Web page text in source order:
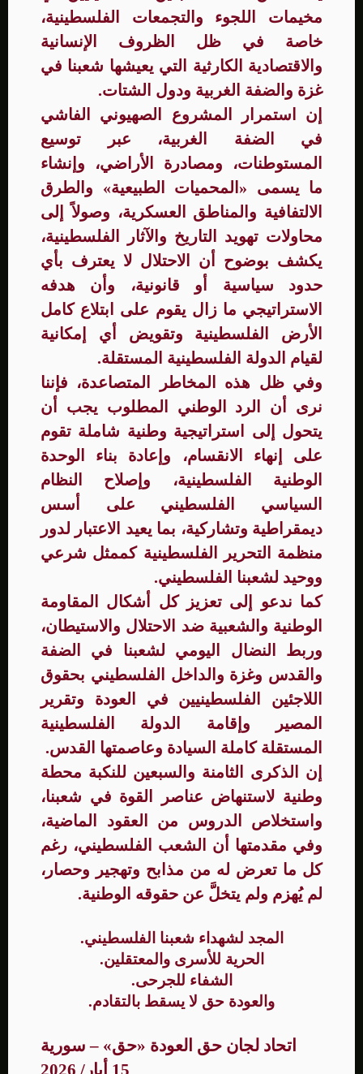
مخيمات اللجوء والتجمعات الفلسطينية،
خاصة في ظل الظروف الإنسانية
والاقتصادية الكارثية التي يعيشها شعبنا في
غزة والضفة الغربية ودول الشتات.
إن استمرار المشروع الصهيوني الفاشي
في الضفة الغربية، عبر توسيع
المستوطنات، ومصادرة الأراضي، وإنشاء
ما يسمى «المحميات الطبيعية» والطرق
الالتفافية والمناطق العسكرية، وصولاً إلى
محاولات تهويد التاريخ والآثار الفلسطينية،
يكشف بوضوح أن الاحتلال لا يعترف بأي
حدود سياسية أو قانونية، وأن هدفه
الاستراتيجي ما زال يقوم على ابتلاع كامل
الأرض الفلسطينية وتقويض أي إمكانية
لقيام الدولة الفلسطينية المستقلة.
وفي ظل هذه المخاطر المتصاعدة، فإننا
نرى أن الرد الوطني المطلوب يجب أن
يتحول إلى استراتيجية وطنية شاملة تقوم
على إنهاء الانقسام، وإعادة بناء الوحدة
الوطنية الفلسطينية، وإصلاح النظام
السياسي الفلسطيني على أسس
ديمقراطية وتشاركية، بما يعيد الاعتبار لدور
منظمة التحرير الفلسطينية كممثل شرعي
ووحيد لشعبنا الفلسطيني.
كما ندعو إلى تعزيز كل أشكال المقاومة
الوطنية والشعبية ضد الاحتلال والاستيطان،
وربط النضال اليومي لشعبنا في الضفة
والقدس وغزة والداخل الفلسطيني بحقوق
اللاجئين الفلسطينيين في العودة وتقرير
المصير وإقامة الدولة الفلسطينية
المستقلة كاملة السيادة وعاصمتها القدس.
إن الذكرى الثامنة والسبعين للنكبة محطة
وطنية لاستنهاض عناصر القوة في شعبنا،
واستخلاص الدروس من العقود الماضية،
وفي مقدمتها أن الشعب الفلسطيني، رغم
كل ما تعرض له من مذابح وتهجير وحصار،
لم يُهزم ولم يتخلَّ عن حقوقه الوطنية.
المجد لشهداء شعبنا الفلسطيني.
الحرية للأسرى والمعتقلين.
الشفاء للجرحى.
والعودة حق لا يسقط بالتقادم.
اتحاد لجان حق العودة «حق» – سورية